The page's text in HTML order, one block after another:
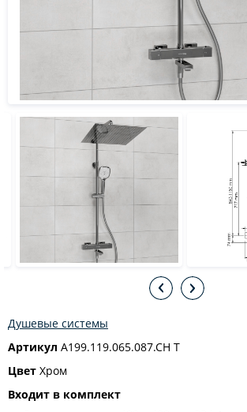
Душевые системы
Артикул A199.119.065.087.CH T
Цвет Хром
Входит в комплект